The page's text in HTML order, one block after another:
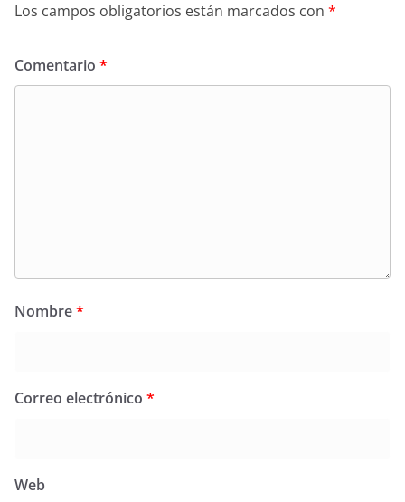
Los campos obligatorios están marcados con *
Comentario *
Nombre*
Correo electrónico *
Web